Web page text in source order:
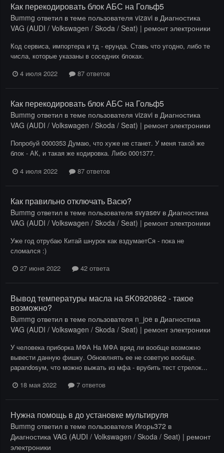
Как перекодировать блок АБС на Гольф5
Bummg ответил в теме пользователя vizavi в Диагностика
VAG (AUDI / Volkswagen / Skoda / Seat) | ремонт электроники
Код сервиса, импортера и тд - ерунда. Ставь что угодно, либо те
числа, которые указаны в соседних блоках.
4 июля 2022
87 ответов
Как перекодировать блок АБС на Гольф5
Bummg ответил в теме пользователя vizavi в Диагностика
VAG (AUDI / Volkswagen / Skoda / Seat) | ремонт электроники
Попробуй 0000353 Думаю, что хуже не станет. У меня такой же
блок - АК, и такая же кодировка. Либо 0001377.
4 июля 2022
87 ответов
Как правильно отключать Васю?
Bummg ответил в теме пользователя svyasev в Диагностика
VAG (AUDI / Volkswagen / Skoda / Seat) | ремонт электроники
Уже год отрубаю Китай шнурок как вздумаетСя - пока не
сломался :)
27 июня 2022
42 ответа
Вывод температуры масла на 5K0920862 - такое
возможно?
Bummg ответил в теме пользователя n_joe в Диагностика
VAG (AUDI / Volkswagen / Skoda / Seat) | ремонт электроники
У человека приборка МФА На МФА вряд ли вообще возможно
вывести данную фишку. Обновлнять ее не советую вообще.
papandosум, что можно выжать из мфа - врубить тест стрелок...
18 мая 2022
7 ответов
Нужна помощь в до установке мультируля
Bummg ответил в теме пользователя Игорь372 в
Диагностика VAG (AUDI / Volkswagen / Skoda / Seat) | ремонт
электроники